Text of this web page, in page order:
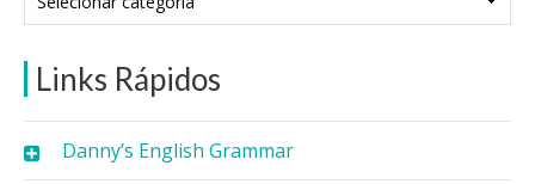
Links Rápidos
Danny’s English Grammar